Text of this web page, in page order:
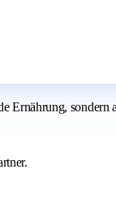
Ernährung,